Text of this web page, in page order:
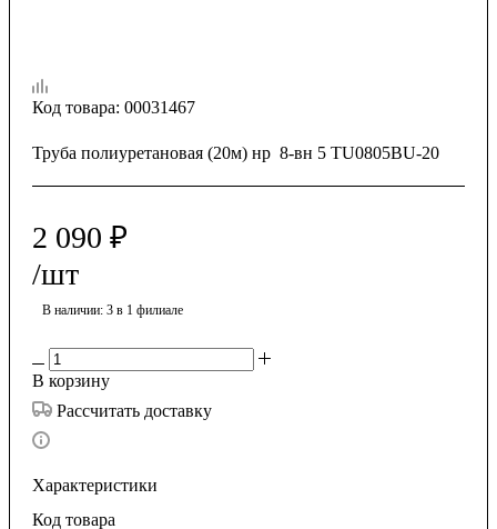
Код товара: 00031467
Труба полиуретановая (20м) нр 8-вн 5 TU0805BU-20
2 090 ₽
/шт
В наличии: 3 в 1 филиале
В корзину
Рассчитать доставку
Характеристики
Код товара